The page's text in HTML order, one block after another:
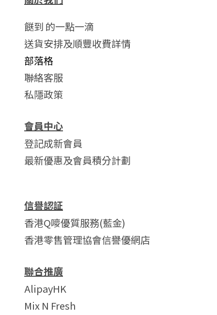
餸到 的一點一滴
送貨安排及順豐收費詳情
部落格
聯絡客服
私隱政策
會員中心
登記成新會員
最新優惠及會員積分計劃
信譽認証
香港Q嘜優質服務(藍金)
香港零售管理協會信譽優網店
聯合推廣
AlipayHK
Mix N Fresh